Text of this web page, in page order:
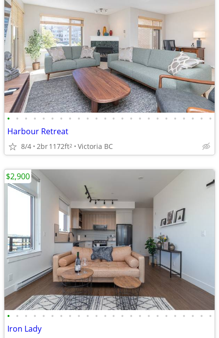
• • • • • • • • • • • • • • • • • • • • • • • •
Harbour Retreat
8/4 2br1172ft2 Victoria BC
• • • • • • • • • • • • • • • • • • • • • • • •
Iron Lady
$2,900